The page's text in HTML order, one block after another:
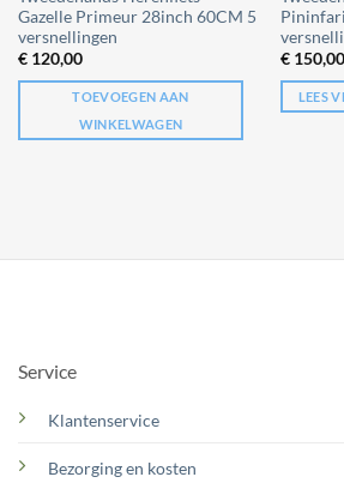
Gazelle Primeur 28inch 60CM 5
versnellingen
€120,00
TOEVOEGEN AAN
WINKELWAGEN
€150,00
LEES
Service
Klantenservice
Bezorging en kosten